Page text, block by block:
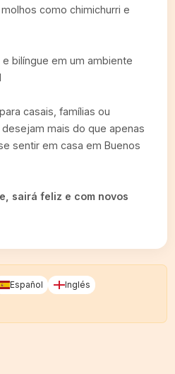
como chimichurri e
bilíngue em um ambiente
casais, famílias ou
mais do que apenas
sentir em casa em Buenos
sairá feliz e com novos
Español
Inglés